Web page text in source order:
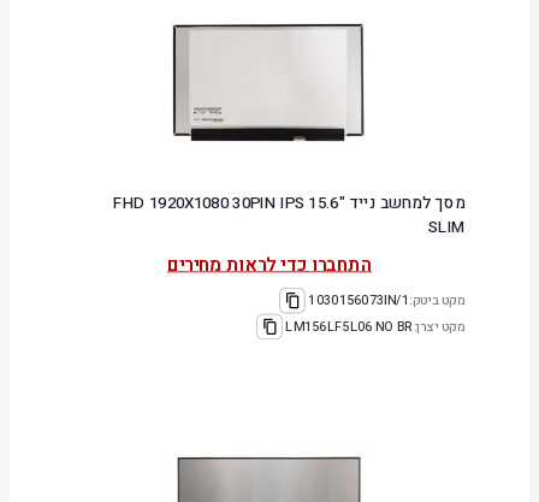
מסך למחשב נייד "15.6 FHD 1920X1080 30PIN IPS
SLIM
התחברו כדי לראות מחירים
מקט ביטק:1030156073IN/1
מקט יצרן:LM156LF5L06 NO BR